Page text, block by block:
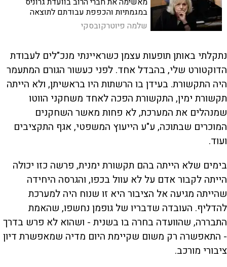
במגמתיות והכפפת עבודתם לתוצאה
המבוקשת, אך דומה שדווקא עמדתה
המשלימה של היועצת היא זו הלוקה בדיוק
שלמה פיוטרקובסקי
נתקלתי באותן תופעות עצמן כשראיינתי מנכ"לים לעבודת
הדוקטורט שלי, בהבדל אחד. לפני כעשור הגורם המתעמר
היה התקשורת. בעידן בו הרשתות היו בראשיתן, ולא הייתה
תקשורת ימין, התקשורת הפכה לאחד משחקני הווטו
שמנהלים את המערכת, לא פחות מאשר השחקנים
המוכרים שבתוכה, ע"ע הייעוץ המשפטי, אגף התקציבים
ועוד.
בימים שלא הייתה בהם תקשורת ימנית, פרשה כזו יכולה
הייתה לקבור אדם על לא עוול בכפו, והגרסה היחידה
שהייתה מגיעה אל הציבור היא זו שנוח היה למערכת
להדליף. העובדה שדבריו של גופמן נחשפו, שהאמת
התבררה, שהוועדה בחרה בו בשנית - ושהוא לא פרש בדרך
- התאפשרה רק משום שקיימת היום מדיה שמאפשרת דיון
ציבורי מורכב.